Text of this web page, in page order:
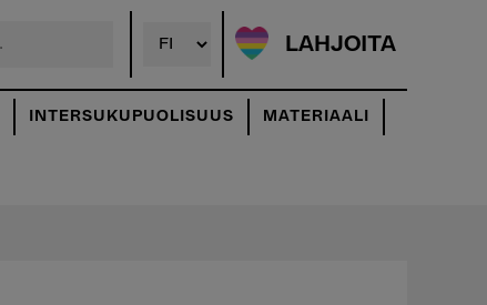
LAHJOITA
INTERSUKUPUOLISUUS MATERIAALI